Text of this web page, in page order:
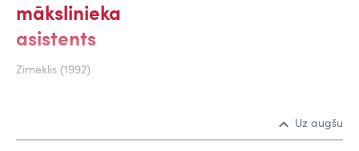
mākslinieka
asistents
Zirneklis (1992)
Uz augšu